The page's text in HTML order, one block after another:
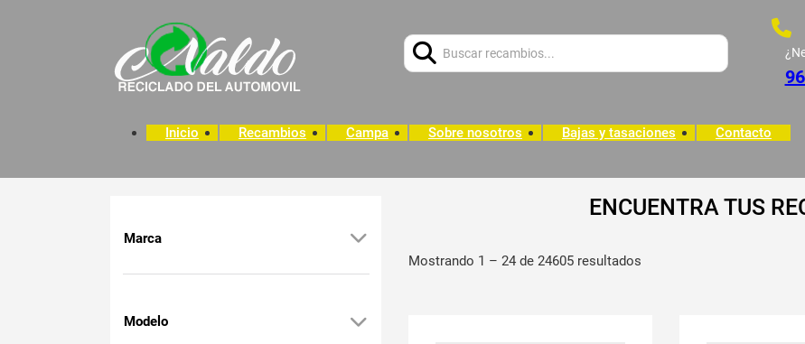
Inicio Recambios Campa Sobre nosotros Bajas y tasaciones Contacto
ENCUENTRA TUS
Marca
Modelo
Mostrando 1 – 24 de 24605 resultados